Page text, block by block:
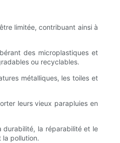
limitée, contribuant ainsi à
des microplastiques et
ou recyclables.
métalliques, les toiles et
leurs vieux parapluies en
durabilité, la réparabilité et le
pollution.